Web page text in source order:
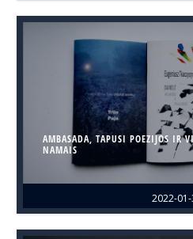
2022-01-
AMBASADA, TAPUSI POEZIJOS IR
NAMAIS